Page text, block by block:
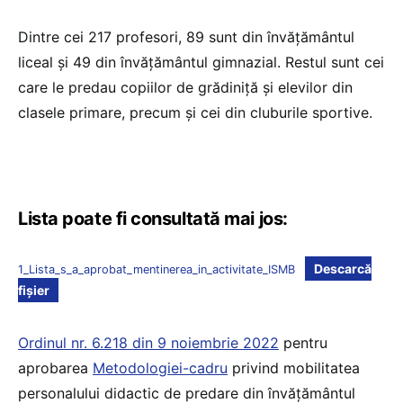
Dintre cei 217 profesori, 89 sunt din învățământul
liceal și 49 din învățământul gimnazial. Restul sunt cei
care le predau copiilor de grădiniță și elevilor din
clasele primare, precum și cei din cluburile sportive.
Lista poate fi consultată mai jos:
1_Lista_s_a_aprobat_mentinerea_in_activitate_ISMB
Descarcă
fișier
Ordinul nr. 6.218 din 9 noiembrie 2022 pentru
aprobarea Metodologiei-cadru privind mobilitatea
personalului didactic de predare din învățământul